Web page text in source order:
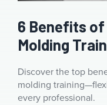
6 Benefits
Molding
Discover the top
molding
every professional.